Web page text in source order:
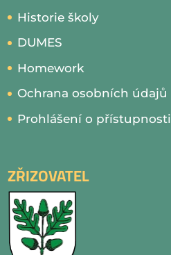
Historie školy
DUMES
Homework
Ochrana osobních údajů
Prohlášení o přístupnosti
ZŘIZOVATEL